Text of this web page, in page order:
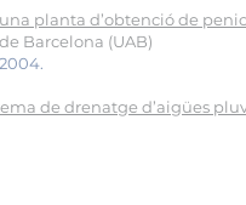
planta d’obtenció de
Barcelona (UAB)
de drenatge d’aigües